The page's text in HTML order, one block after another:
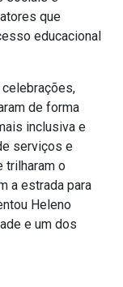
que
educacional
de forma
inclusiva e
serviços e
trilharam o
a estrada para
Heleno
e um dos